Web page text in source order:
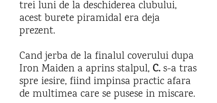
trei luni de la deschiderea clubului,
acest burete piramidal era deja
prezent.
Cand jerba de la finalul coverului dupa
Iron Maiden a aprins stalpul, C.s-a tras
spre iesire, fiind impinsa practic afara
de multimea care se pusese in miscare.